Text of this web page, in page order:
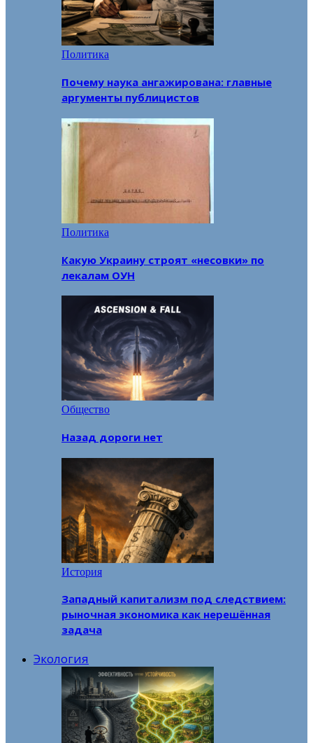
Политика
Почему наука ангажирована: главные
аргументы публицистов
Политика
Какую Украину строят «несовки» по
лекалам ОУН
Общество
Назад дороги нет
История
Западный капитализм под следствием:
рыночная экономика как нерешённая
задача
Экология